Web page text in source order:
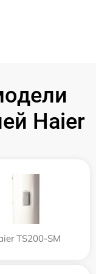
Haier
TS200-SM